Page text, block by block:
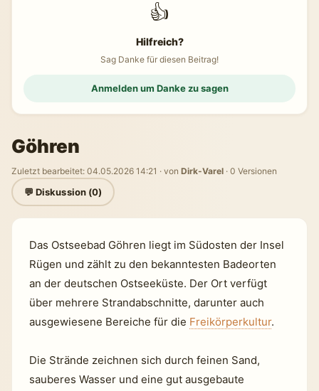
Göhren
Zuletzt bearbeitet: 04.05.2026 14:21 · von Dirk-Varel · 0 Versionen
💬 Diskussion (0)
Das Ostseebad Göhren liegt im Südosten der Insel
Rügen und zählt zu den bekanntesten Badeorten
an der deutschen Ostseeküste. Der Ort verfügt
über mehrere Strandabschnitte, darunter auch
ausgewiesene Bereiche für die Freikörperkultur.
Die Strände zeichnen sich durch feinen Sand,
sauberes Wasser und eine gut ausgebaute
👍
Hilfreich?
Sag Danke für diesen Beitrag!
Anmelden um Danke zu sagen